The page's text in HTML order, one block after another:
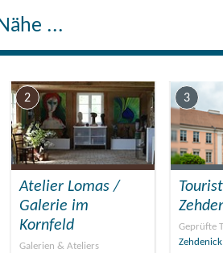
...
2
Atelier Lomas /
Galerie im
Kornfeld
Galerien & Ateliers
3
Geprüfte
Zehdenick